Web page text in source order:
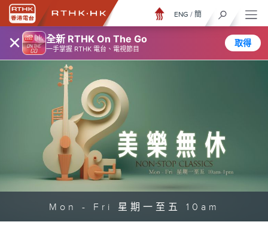
× 全新 RTHK On The Go
一手掌握 RTHK 電台、電視節目
取得
ENG / 簡
Mon - Fri 星期一至五 10am